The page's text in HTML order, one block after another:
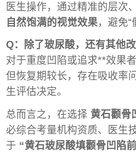
医生操作，通过精准的层次
自然饱满的视觉效果，避免“
Q：除了玻尿酸，还有其他
对于重度凹陷或追求**效果
但恢复期较长，存在吸收率
生评估决定。
总而言之，在选择 黄石颧骨
必综合考量机构资质、医生
于 “黄石玻尿酸填颧骨凹陷